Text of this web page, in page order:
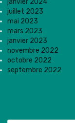
janvier 2024
juillet 2023
mai 2023
mars 2023
janvier 2023
novembre 2022
octobre 2022
septembre 2022